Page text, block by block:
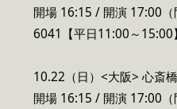
開場 16:15 / 開演 17:00
6041【平日11:00～15:00】
10.22（日）<大阪> 心斎
開場 16:15 / 開演 17:00